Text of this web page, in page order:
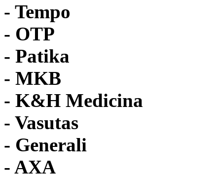
- Tempo
- OTP
- Patika
- MKB
- K&H Medicina
- Vasutas
- Generali
- AXA